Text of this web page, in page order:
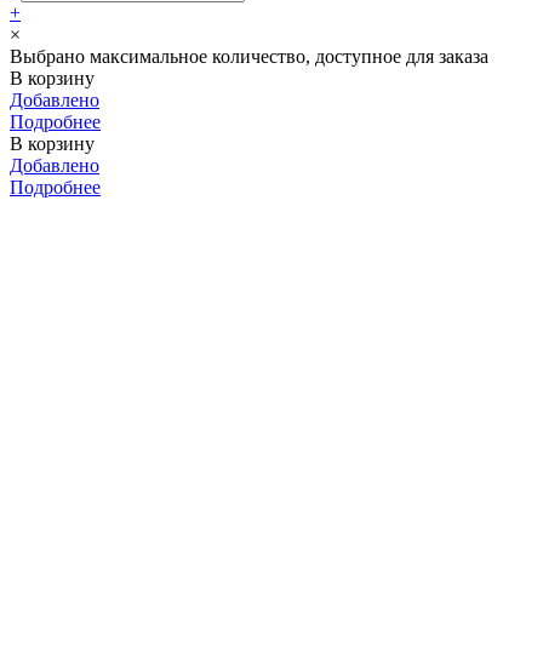
+
×
Выбрано максимальное количество, доступное для заказа
В корзину
Добавлено
Подробнее
В корзину
Добавлено
Подробнее